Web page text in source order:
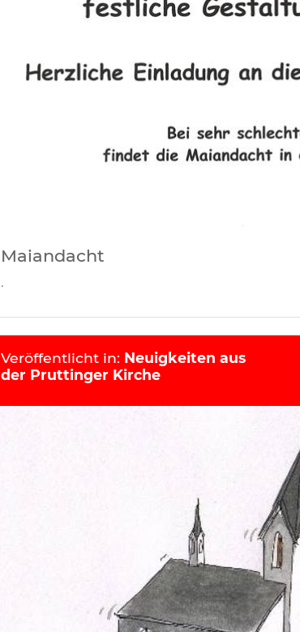
Maiandacht
.
Veröffentlicht in: Neuigkeiten aus
der Pruttinger Kirche